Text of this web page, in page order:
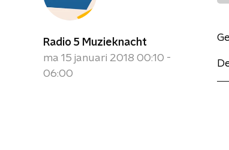
Radio 5 Muzieknacht
ma 15 januari 2018 00:10 -
06:00